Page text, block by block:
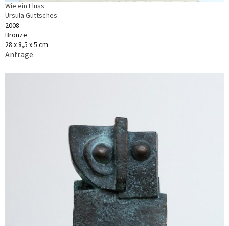
Wie ein Fluss
Ursula Güttsches
2008
Bronze
28 x 8,5 x 5 cm
Anfrage